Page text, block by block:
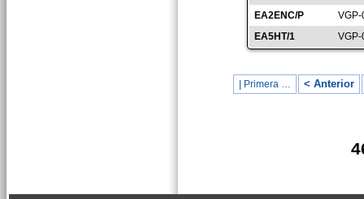
EA2ENC/P
EA5HT/1
| Primera … < Anterior